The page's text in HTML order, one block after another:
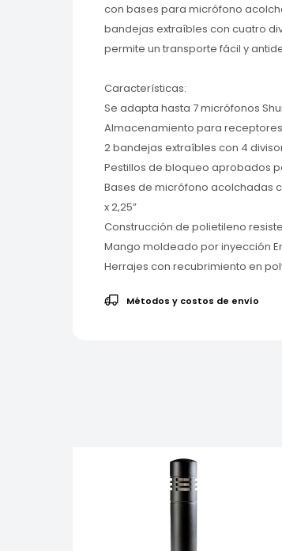
con bases para micrófono
bandejas extraíbles con cuatro
permite un transporte fácil y
Características:
Se adapta hasta 7 micrófonos
Almacenamiento para
2 bandejas extraíbles con 4
Pestillos de bloqueo aprobados
Bases de micrófono acolchadas
x 2,25”
Construcción de polietileno
Mango moldeado por inyección
Herrajes con recubrimiento en
Métodos y costos de envío